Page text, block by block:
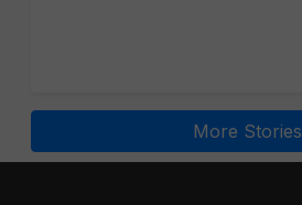
More Stories